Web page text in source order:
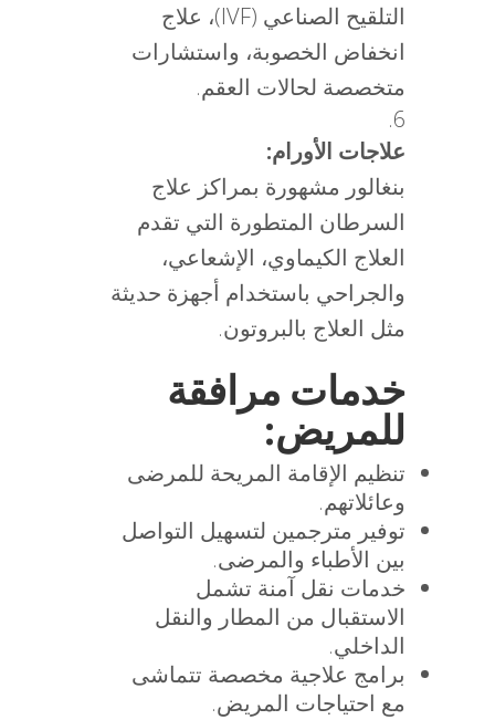
التلقيح الصناعي (IVF)، علاج
انخفاض الخصوبة، واستشارات
متخصصة لحالات العقم.
علاجات الأورام:
بنغالور مشهورة بمراكز علاج
السرطان المتطورة التي تقدم
العلاج الكيماوي، الإشعاعي،
والجراحي باستخدام أجهزة حديثة
مثل العلاج بالبروتون.
خدمات مرافقة
للمريض:
تنظيم الإقامة المريحة للمرضى
وعائلاتهم.
توفير مترجمين لتسهيل التواصل
بين الأطباء والمرضى.
خدمات نقل آمنة تشمل
الاستقبال من المطار والنقل
الداخلي.
برامج علاجية مخصصة تتماشى
مع احتياجات المريض.